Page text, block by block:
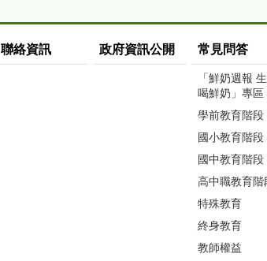
聯絡資訊 政府資訊公開 常見問答
「鮮奶週報
喝鮮奶」專區
學前教育階段
國小教育階段
國中教育階段
高中職教育階
特殊教育
終身教育
教師權益